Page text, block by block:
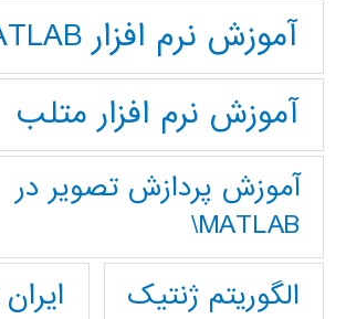
آموزش نرم افزار MATLAB
آموزش نرم افزار متلب
آموزش پردازش تصوير در
MATLAB\
الگوریتم ژنتیک